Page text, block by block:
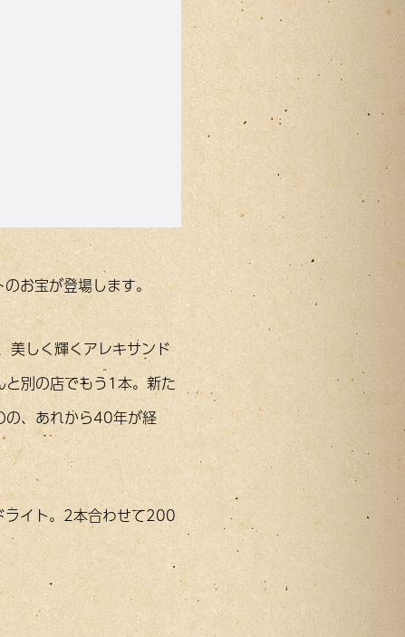
お宝が登場します。
美しく輝くアレキサンド
別の店でもう1本。新た
の、あれから40年が経
ライト。2本合わせて200